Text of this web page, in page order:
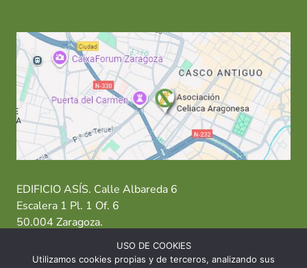
EDIFICIO ASÍS. Calle Albareda 6
Escalera 1 Pl. 1 Of. 6
50.004 Zaragoza.
T: 976 484 949 M: 635 638 563
USO DE COOKIES
Utilizamos cookies propias y de terceros, analizando sus